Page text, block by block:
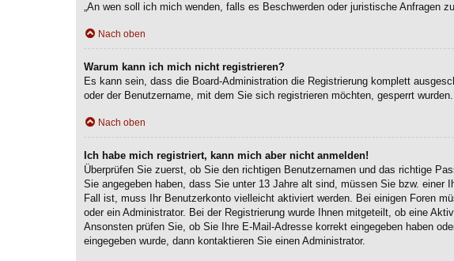
„An wen soll ich mich wenden, falls es Beschwerden oder juristische Anfragen
Nach oben
Warum kann ich mich nicht registrieren?
Es kann sein, dass die Board-Administration die Registrierung komplett
oder der Benutzername, mit dem Sie sich registrieren möchten, gesperrt
Nach oben
Ich habe mich registriert, kann mich aber nicht anmelden!
Überprüfen Sie zuerst, ob Sie den richtigen Benutzernamen und das richtige
Sie angegeben haben, dass Sie unter 13 Jahre alt sind, müssen Sie bzw. einer
Fall ist, muss Ihr Benutzerkonto vielleicht aktiviert werden. Bei einigen Foren
oder ein Administrator. Bei der Registrierung wurde Ihnen mitgeteilt, ob eine
Ansonsten prüfen Sie, ob Sie Ihre E-Mail-Adresse korrekt eingegeben haben
eingegeben wurde, dann kontaktieren Sie einen Administrator.